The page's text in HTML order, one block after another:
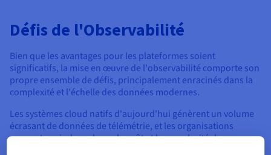
Défis de l'Observabilité
Bien que les avantages pour les plateformes soient
significatifs, la mise en œuvre de l'observabilité comporte son
propre ensemble de défis, principalement enracinés dans la
complexité et l'échelle des données modernes.
Les systèmes cloud natifs d'aujourd'hui génèrent un volume
écrasant de données de télémétrie, et les organisations
peuvent avoir du mal avec le coût et la complexité de